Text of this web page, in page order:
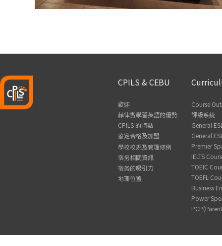
CPILS & CEBU
歡迎
菲律賓學習英語的優勢
CPILS 的特點
鉴定合格及加盟
學校校規及管理條例
宿务相關資訊
宿务的吸引力
地理位置
Course
評級系統
General
General
Premier
IELTS
TOEIC
TOEFL
Business
Power